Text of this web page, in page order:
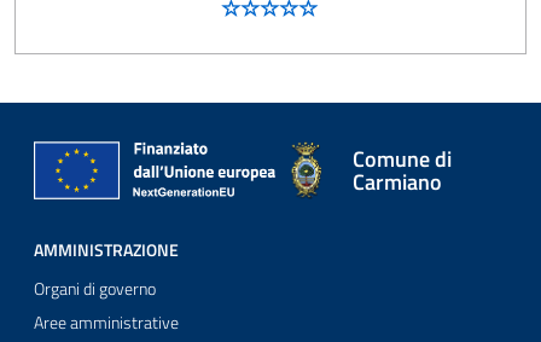
Comune di
Carmiano
AMMINISTRAZIONE
Organi di governo
Aree amministrative